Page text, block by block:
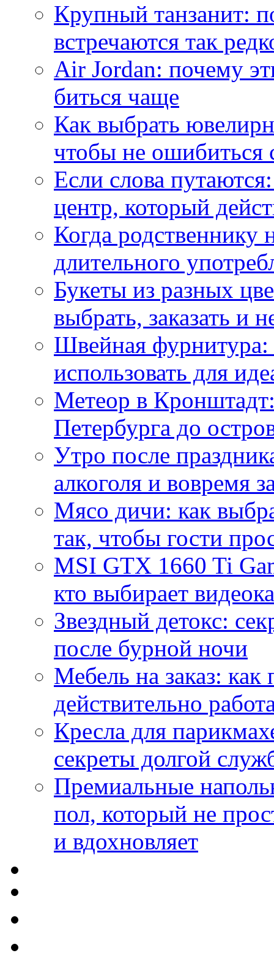
Крупный танзанит:
встречаются так
Air Jordan: почему
биться чаще
Как выбрать
чтобы не ошибиться
Если слова
центр, который
Когда
длительного
Букеты из разных
выбрать, заказать и
Швейная фурнитура:
использовать для
Метеор в
Петербурга до
Утро после
алкоголя и вовремя
Мясо дичи: как
так, чтобы гости
MSI GTX 1660 Ti
кто выбирает
Звездный детокс:
после бурной ночи
Мебель на заказ:
действительно
Кресла для
секреты долгой
Премиальные
пол, который не
и вдохновляет